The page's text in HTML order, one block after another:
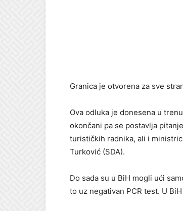
Granica je otvorena za sve
Ova odluka je donesena u
okončani pa se postavlja
turističkih radnika, ali i
Turković (SDA).
Do sada su u BiH mogli ući
to uz negativan PCR test. U